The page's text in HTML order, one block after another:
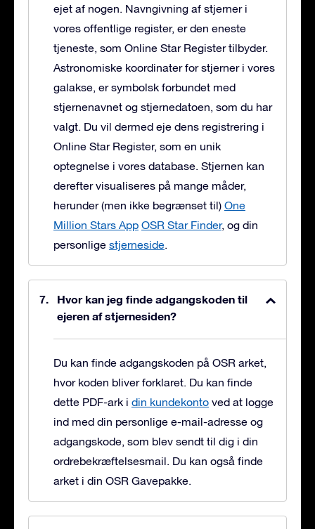
ejet af nogen. Navngivning af stjerner i
vores offentlige register, er den eneste
tjeneste, som Online Star Register tilbyder.
Astronomiske koordinater for stjerner i vores
galakse, er symbolsk forbundet med
stjernenavnet og stjernedatoen, som du har
valgt. Du vil dermed eje dens registrering i
Online Star Register, som en unik
optegnelse i vores database. Stjernen kan
derefter visualiseres på mange måder,
herunder (men ikke begrænset til) One
Million Stars App OSR Star Finder, og din
personlige stjerneside.
Hvor kan jeg finde adgangskoden til
ejeren af stjernesiden?
Du kan finde adgangskoden på OSR arket,
hvor koden bliver forklaret. Du kan finde
dette PDF-ark i din kundekonto ved at logge
ind med din personlige e-mail-adresse og
adgangskode, som blev sendt til dig i din
ordrebekræftelsesmail. Du kan også finde
arket i din OSR Gavepakke.